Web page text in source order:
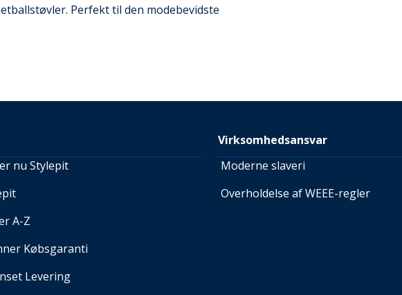
Perfekt til den modebevidste
nu Stylepit
A-Z
Købsgaranti
Levering
Virksomhedsansvar
Moderne slaveri
Overholdelse af WEEE-regler